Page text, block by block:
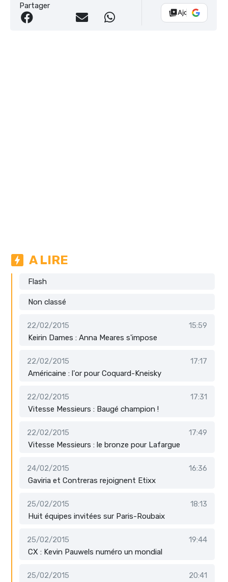
Partager
Ajouter Vélo
A LIRE
Flash
Non classé
22/02/2015
15:59
Keirin Dames : Anna Meares s'impose
22/02/2015
17:17
Américaine : l'or pour Coquard-Kneisky
22/02/2015
17:31
Vitesse Messieurs : Baugé champion !
22/02/2015
17:49
Vitesse Messieurs : le bronze pour Lafargue
24/02/2015
16:36
Gaviria et Contreras rejoignent Etixx
25/02/2015
18:13
Huit équipes invitées sur Paris-Roubaix
25/02/2015
19:44
CX : Kevin Pauwels numéro un mondial
25/02/2015 20:41